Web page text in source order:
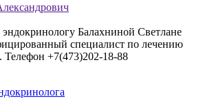
Балахниной Светлане
специалист по лечению
Телефон +7(473)202-18-88